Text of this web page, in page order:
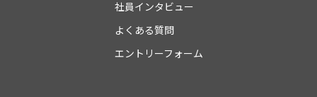
社員インタビュー
よくある質問
エントリーフォーム